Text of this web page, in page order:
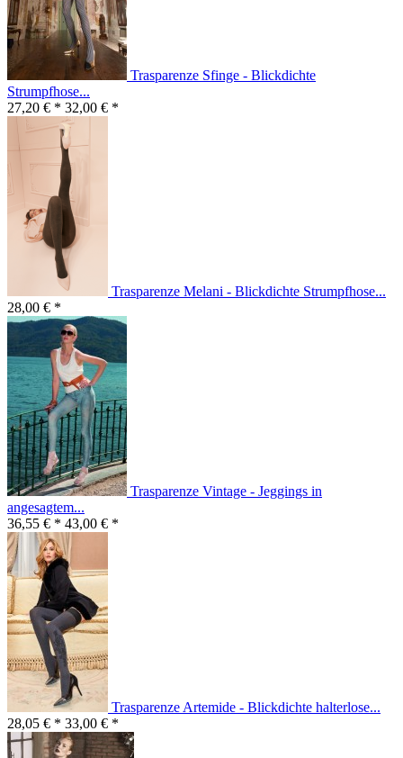
Trasparenze Sfinge - Blickdichte
Strumpfhose...
27,20 € * 32,00 € *
Trasparenze Melani - Blickdichte Strumpfhose...
28,00 € *
Trasparenze Vintage - Jeggings in
angesagtem...
36,55 € * 43,00 € *
Trasparenze Artemide - Blickdichte halterlose...
28,05 € * 33,00 € *